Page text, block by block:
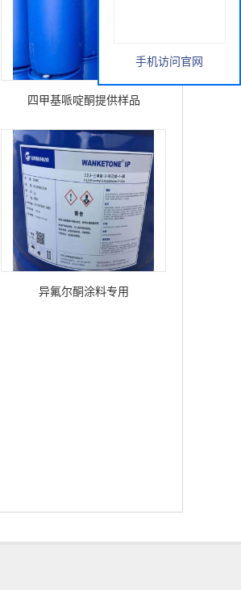
四甲基哌啶酮提供样品
异氟尔酮涂料专用
手机访问官网